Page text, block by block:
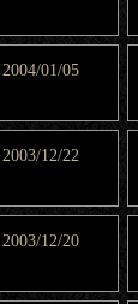
2004/01/05
2003/12/22
2003/12/20